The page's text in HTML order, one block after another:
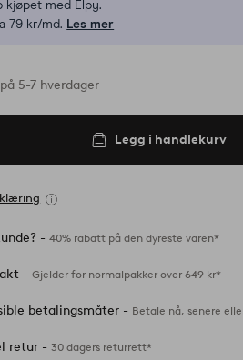
kjøpet med Elpy.
79 kr/md. Les mer
5-7 hverdager
Legg i handlekurv
-40% rabatt på den dyreste varen*
-Gjelder for normalpakker over 649 kr*
betalingsmåter - Betale nå, senere
retur -30 dagers returrett*